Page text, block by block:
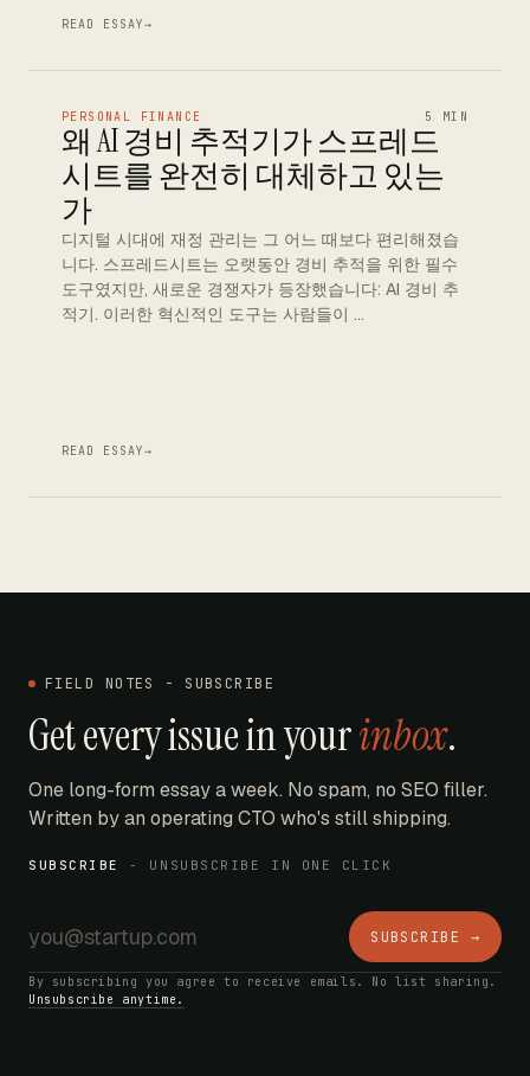
READ ESSAY→
PERSONAL FINANCE 5 MIN
왜 AI 경비 추적기가 스프레드
시트를 완전히 대체하고 있는
가
디지털 시대에 재정 관리는 그 어느 때보다 편리해졌습
니다. 스프레드시트는 오랫동안 경비 추적을 위한 필수
도구였지만, 새로운 경쟁자가 등장했습니다: AI 경비 추
적기. 이러한 혁신적인 도구는 사람들이 …
READ ESSAY→
FIELD NOTES - SUBSCRIBE
Get every issue in yourinbox.
One long-form essay a week. No spam, no SEO filler.
Written by an operating CTO who's still shipping.
SUBSCRIBE - UNSUBSCRIBE IN ONE CLICK
SUBSCRIBE →
By subscribing you agree to receive emails. No list sharing.
Unsubscribe anytime.